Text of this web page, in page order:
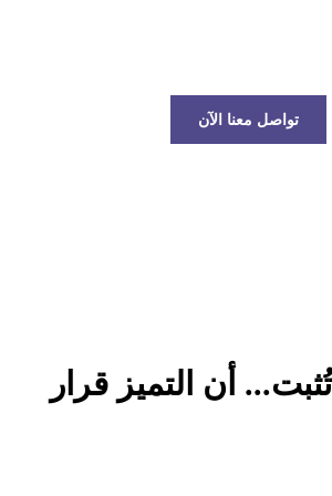
تواصل معنا الآن
أن التميز قرار